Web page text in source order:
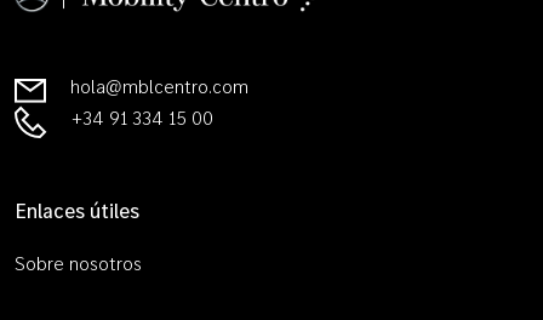
hola@mblcentro.com
+34 91 334 15 00
Enlaces útiles
Sobre nosotros